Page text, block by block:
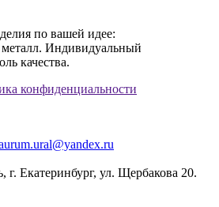
по вашей идее:
Индивидуальный
качества.
конфиденциальности
г. Екатеринбург, ул. Щербакова 20.